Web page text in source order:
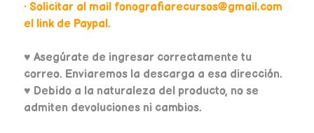
• Solicitar al mail fonografiarecursos@gmail.com
el link de Paypal.
♥ Asegúrate de ingresar correctamente tu
correo. Enviaremos la descarga a esa dirección.
♥ Debido a la naturaleza del producto, no se
admiten devoluciones ni cambios.